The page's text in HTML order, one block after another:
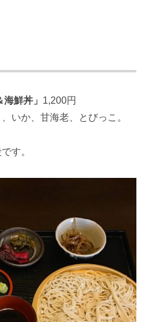
鮮丼」 1,200円
いか、甘海老、とびっこ。
す。